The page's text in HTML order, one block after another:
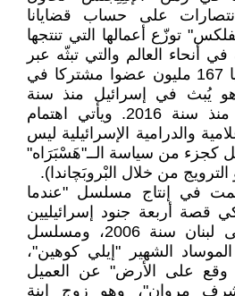
على حساب قضايانا
توزّع أعمالها التي تنتجها
على 130 دولة في أنحاء العالم والتي تبثّه عبر
قنواتها التلفزيونية، ولديها 167 مليون عضوا مشتركا في
دولة، وهو يُبث في إسرائيل منذ سنة
2015، وفي "نتفلكس" منذ سنة 2016. ويأتي اهتمام
والدرامية الإسرائيلية ليس
كجزء من سياسة الــ"هَسْبَرَاه"
من خلال البْروبَچاندا).
في إنتاج مسلسل "عندما
قصة أربعة جنود إسرائيليين
شاركوا في الحرب على لبنان سنة 2006، ومسلسل
الشهير "إيلي كوهين"،
وقع على الأرض" عن العميل
مروان"، وهو زوج ابنة